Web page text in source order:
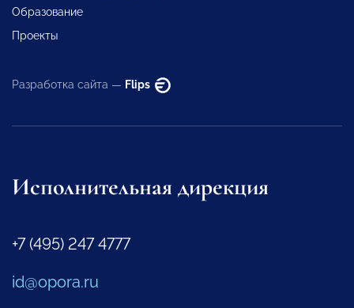
Образование
Проекты
Разработка сайта — Flips
Исполнительная дирекция
+7 (495) 247 4777
id@opora.ru